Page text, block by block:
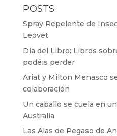
POSTS
Spray Repelente de
Leovet
Día del Libro: Libros
podéis perder
Ariat y Milton Menasco
colaboración
Un caballo se cuela en
Australia
Las Alas de Pegaso de